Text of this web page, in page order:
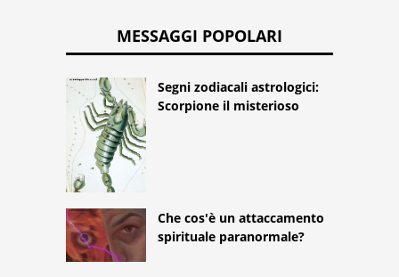
MESSAGGI POPOLARI
Segni zodiacali astrologici:
Scorpione il misterioso
Che cos'è un attaccamento
spirituale paranormale?